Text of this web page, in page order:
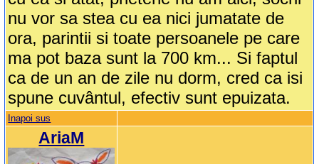
nu vor sa stea cu ea nici jumatate de
ora, parintii si toate persoanele pe care
ma pot baza sunt la 700 km... Si faptul
ca de un an de zile nu dorm, cred ca isi
spune cuvântul, efectiv sunt epuizata.
Inapoi sus
AriaM